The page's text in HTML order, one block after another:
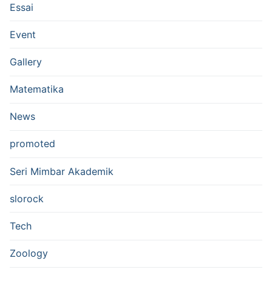
Essai
Event
Gallery
Matematika
News
promoted
Seri Mimbar Akademik
slorock
Tech
Zoology